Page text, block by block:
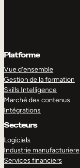
Platforme
Vue d’ensemble
Gestion de la formation
Skills Intelligence
Marché des contenus
Intégrations
Secteurs
Logiciels
Industrie manufacturiere
Services financiers